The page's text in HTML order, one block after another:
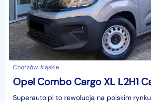
Chorzów, śląskie
Superauto.pl to rewolucja na polskim rynku